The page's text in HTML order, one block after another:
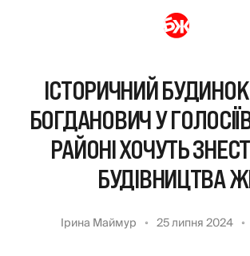
ІСТОРИЧНИЙ
БОГДАНОВИЧ У
РАЙОНІ ХОЧУТЬ
БУДІВНИЦТВА
Ірина Маймур 25 липня 2024